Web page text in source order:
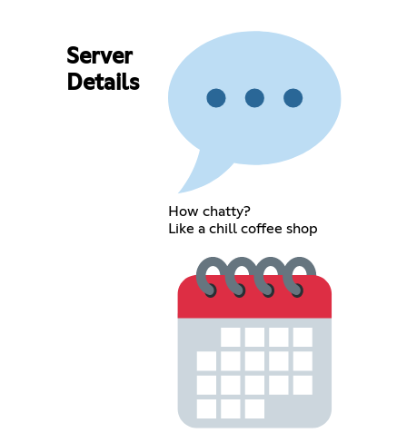
Server
Details
How chatty?
Like a chill coffee shop